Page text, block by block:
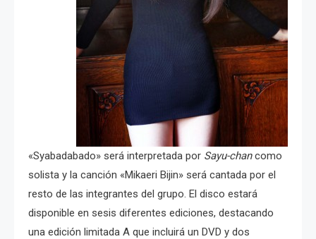
«Syabadabado» será interpretada por Sayu-chancomo
solista y la canción «Mikaeri Bijin» será cantada por el
resto de las integrantes del grupo. El disco estará
disponible en sesis diferentes ediciones, destacando
una edición limitada A que incluirá un DVD y dos